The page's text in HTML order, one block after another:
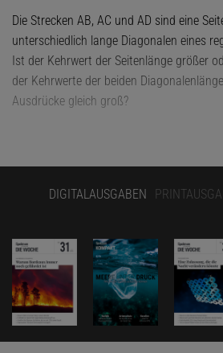
Die Strecken AB, AC und AD sind eine
unterschiedlich lange Diagonalen eines
Ist der Kehrwert der Seitenlänge größer
der Kehrwerte der beiden
Ausdrücke gleich groß?
DIGITALAUSGABEN